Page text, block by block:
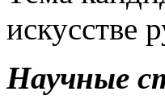
искусстве
Научные